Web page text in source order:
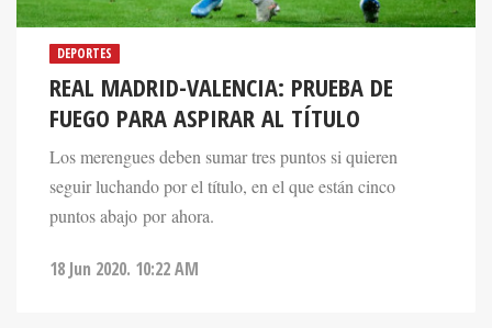
DEPORTES
REAL MADRID-VALENCIA: PRUEBA DE
FUEGO PARA ASPIRAR AL TÍTULO
Los merengues deben sumar tres puntos si quieren
seguir luchando por el título, en el que están cinco
puntos abajo por ahora.
18 Jun 2020. 10:22 AM